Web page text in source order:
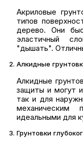
Акриловые
типов
дерево. Они
эластичный
"дышать".
2. Алкидные
Алкидные
защиты и могут
так и для
идеальными для
3. Грунтовки